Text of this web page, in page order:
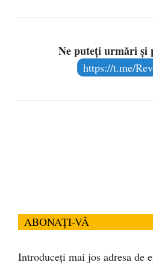
Ne puteți urmări și
https://t.me/
ABONAȚI-VĂ
Introduceți mai jos adresa de